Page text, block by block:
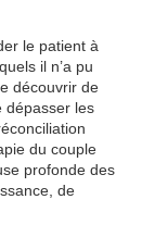
le patient à
il n’a pu
découvrir de
dépasser les
du couple
profonde des
de